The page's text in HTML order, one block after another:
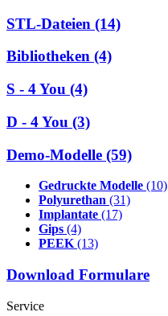
STL-Dateien (14)
Bibliotheken (4)
S - 4 You (4)
D - 4 You (3)
Demo-Modelle (59)
Gedruckte Modelle (10)
Polyurethan (31)
Implantate (17)
Gips (4)
PEEK (13)
Download Formulare
Service